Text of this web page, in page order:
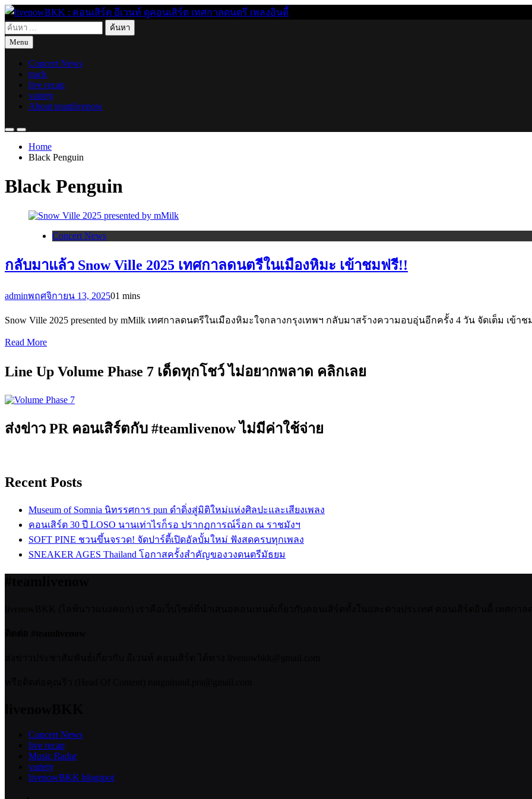
Skip
to
content
livenowBKK : คอนเสิร์ต อีเวนท์ ดูคอนเสิร์ต เทศกาลดนตรี เพลงอินดี้
live for today
ค้นหา
สำหรับ:
Menu
Concert News
track
live recap
variety
About teamlivenow
Home
Black Penguin
Black Penguin
Concert News
กลับมาแล้ว Snow Ville 2025 เทศกาลดนตรีในเมืองหิมะ เข้าชมฟรี!!
adminพฤศจิกายน 13, 202501 mins
Snow Ville 2025 presented by mMilk เทศกาลดนตรีในเมืองหิมะใจกลางกรุงเทพฯ กลับมาสร้างความอบอุ่นอีกครั้ง 4 วัน จัดเต็ม เข้า
Read More
Line Up Volume Phase 7 เด็ดทุกโชว์ ไม่อยากพลาด คลิกเลย
ส่งข่าว PR คอนเสิร์ตกับ #teamlivenow ไม่มีค่าใช้จ่าย
Recent Posts
Museum of Somnia นิทรรศการ pun ดำดิ่งสู่มิติใหม่แห่งศิลปะและเสียงเพลง
คอนเสิร์ต 30 ปี LOSO นานเท่าไรก็รอ ปรากฏการณ์ร็อก ณ ราชมังฯ
SOFT PINE ชวนขึ้นจรวด! จัดปาร์ตี้เปิดอัลบั้มใหม่ ฟังสดครบทุกเพลง
SNEAKER AGES Thailand โอกาสครั้งสำคัญของวงดนตรีมัธยม
Concert News
live recap
Music Radar
variety
livenowBKK blogspot